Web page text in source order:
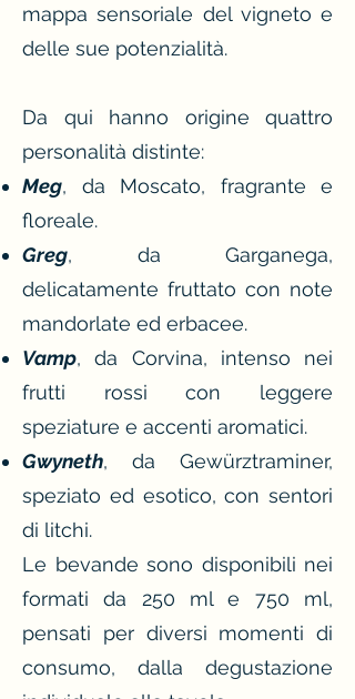
mappa sensoriale del vigneto e
delle sue potenzialità.
Da qui hanno origine quattro
personalità distinte:
Meg, da Moscato, fragrante e
floreale.
Greg, da Garganega,
delicatamente fruttato con note
mandorlate ed erbacee.
Vamp, da Corvina, intenso nei
frutti rossi con leggere
speziature e accenti aromatici.
Gwyneth, da Gewürztraminer,
speziato ed esotico, con sentori
di litchi.
Le bevande sono disponibili nei
formati da 250 ml e 750 ml,
pensati per diversi momenti di
consumo, dalla degustazione